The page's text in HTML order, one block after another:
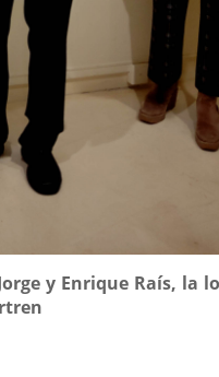
y Enrique Raís, la